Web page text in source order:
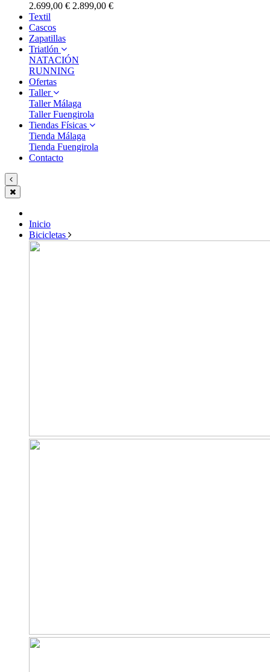
2.699,00 € 2.899,00 €
Textil
Cascos
Zapatillas
Triatlón
NATACIÓN
RUNNING
Ofertas
Taller
Taller Málaga
Taller Fuengirola
Tiendas Físicas
Tienda Málaga
Tienda Fuengirola
Contacto
Inicio
Bicicletas